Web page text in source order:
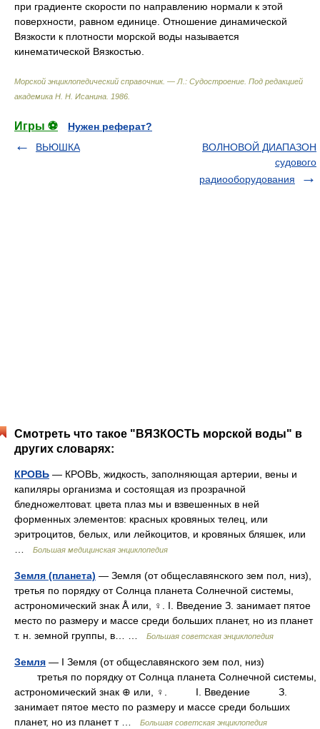
при градиенте скорости по направлению нормали к этой
поверхности, равном единице. Отношение динамической
Вязкости к плотности морской воды называется
кинематической Вязкостью.
Морской энциклопедический справочник. — Л.: Судостроение Под редакцией
академика Н. Н. Исанина 1986
Игры ⚽
Нужен реферат?
ВЬЮШКА
ВОЛНОВОЙ ДИАПАЗОН
судового
радиооборудования
Смотреть что такое "ВЯЗКОСТЬ морской воды" в
других словарях:
КРОВЬ — КРОВЬ, жидкость, заполняющая артерии, вены и
капиляры организма и состоящая из прозрачной
бледножелтоват. цвета плаз мы и взвешенных в ней
форменных элементов: красных кровяных телец, или
эритроцитов, белых, или лейкоцитов, и кровяных бляшек, или
Большая медицинская энциклопедия
Земля (планета) — Земля (от общеславянского зем пол, низ),
третья по порядку от Солнца планета Солнечной системы,
астрономический знак Å или, ♀. I. Введение З. занимает пятое
место по размеру и массе среди больших планет, но из планет
т. н. земной группы, в… …
Большая советская энциклопедия
Земля — I Земля (от общеславянского зем пол, низ)
третья по порядку от Солнца планета Солнечной системы,
астрономический знак ⊕ или, ♀. I. Введение З.
занимает пятое место по размеру и массе среди больших
планет, но из планет т …
Большая советская энциклопедия